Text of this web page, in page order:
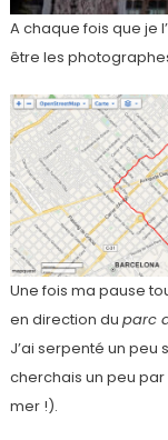
A chaque fois que je
être les
Une fois ma pause
en direction du parc
J’ai serpenté un peu
cherchais un peu
mer !).